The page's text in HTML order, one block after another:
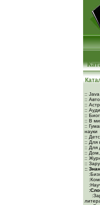
:: Java
:: Авто
::
::
::
:: В
::
науки
::
:: Для
:: Для
::
::
::
::